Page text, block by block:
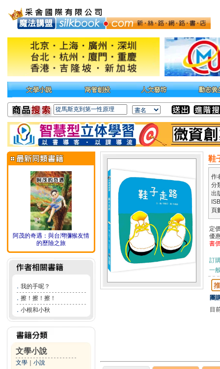
阿茂的奇遇：與台灣獼猴友情
的歷險之旅
． 我的手呢？
． 擦！擦！擦！
． 小根和小秋
文學小說
文學 小說
鞋
作
分
出
頁
定
優
書
訂
一
團
目